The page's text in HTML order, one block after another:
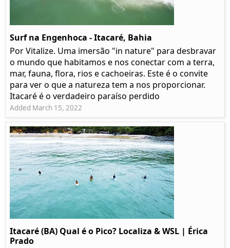
Surf na Engenhoca - Itacaré, Bahia
Por Vitalize. Uma imersão "in nature" para desbravar
o mundo que habitamos e nos conectar com a terra,
mar, fauna, flora, rios e cachoeiras. Este é o convite
para ver o que a natureza tem a nos proporcionar.
Itacaré é o verdadeiro paraíso perdido
Added March 15, 2022
Itacaré (BA) Qual é o Pico? Localiza & WSL | Érica
Prado​